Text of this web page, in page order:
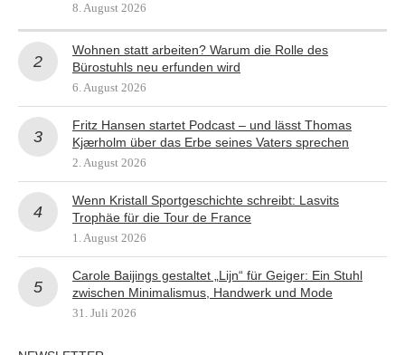
8. August 2026
Wohnen statt arbeiten? Warum die Rolle des
Bürostuhls neu erfunden wird
6. August 2026
Fritz Hansen startet Podcast – und lässt Thomas
Kjærholm über das Erbe seines Vaters sprechen
2. August 2026
Wenn Kristall Sportgeschichte schreibt: Lasvits
Trophäe für die Tour de France
1. August 2026
Carole Baijings gestaltet „Lijn“ für Geiger: Ein Stuhl
zwischen Minimalismus, Handwerk und Mode
31. Juli 2026